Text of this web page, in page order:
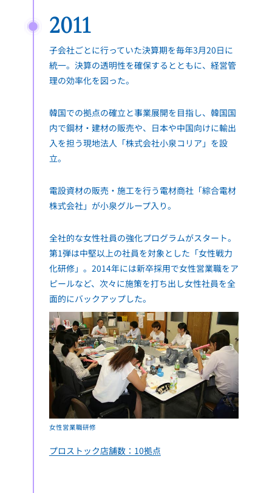
2011
子会社ごとに行っていた決算期を毎年3月20日に
統一。決算の透明性を確保するとともに、経営管
理の効率化を図った。
韓国での拠点の確立と事業展開を目指し、韓国国
内で鋼材・建材の販売や、日本や中国向けに輸出
入を担う現地法人「株式会社小泉コリア」を設
立。
電設資材の販売・施工を行う電材商社「綜合電材
株式会社」が小泉グループ入り。
全社的な女性社員の強化プログラムがスタート。
第1弾は中堅以上の社員を対象とした「女性戦力
化研修」。2014年には新卒採用で女性営業職をア
ピールなど、次々に施策を打ち出し女性社員を全
面的にバックアップした。
女性営業職研修
プロストック店舗数：10拠点